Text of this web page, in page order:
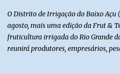
O Distrito de Irrigação do Baixo Açu
agosto, mais uma edição da Frut &
fruticultura irrigada do Rio Grande
reunirá produtores, empresários,